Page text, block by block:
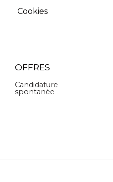
Cookies
OFFRES
Candidature
spontanée